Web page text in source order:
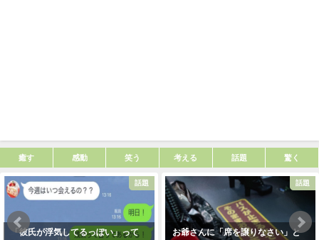
癒す 感動 笑う 考える 話題 驚く
話題
「彼氏が浮気してるっぽい」って
話題
お爺さんに「席を譲りなさい」と